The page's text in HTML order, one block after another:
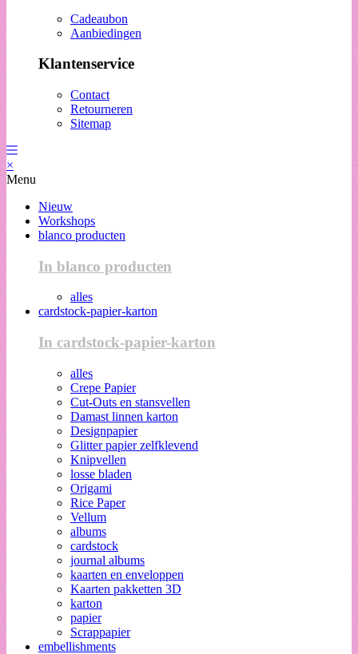
Cadeaubon
Aanbiedingen
Klantenservice
Contact
Retourneren
Sitemap
×
Menu
Nieuw
Workshops
blanco producten
In blanco producten
alles
cardstock-papier-karton
In cardstock-papier-karton
alles
Crepe Papier
Cut-Outs en stansvellen
Damast linnen karton
Designpapier
Glitter papier zelfklevend
Knipvellen
losse bladen
Origami
Rice Paper
Vellum
albums
cardstock
journal albums
kaarten en enveloppen
Kaarten pakketten 3D
karton
papier
Scrappapier
embellishments